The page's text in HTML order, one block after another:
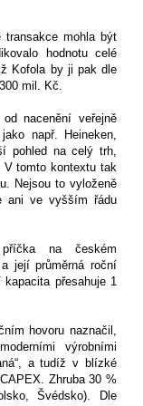
transakce mohla být
hodnotu celé
Kofola by ji pak dle
mil. Kč.
nacenění veřejně
např. Heineken,
pohled na celý trh,
V tomto kontextu tak
Nejsou to vyloženě
ani ve vyšším řádu
na českém
její průměrná roční
přesahuje 1
hovoru naznačil,
výrobními
a tudíž v blízké
Zhruba 30 %
Švédsko). Dle